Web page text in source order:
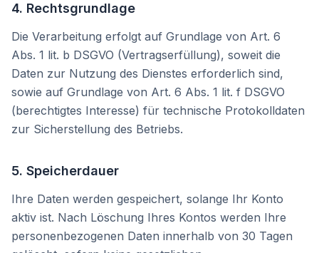
4. Rechtsgrundlage
Die Verarbeitung erfolgt auf Grundlage von Art. 6
Abs. 1 lit. b DSGVO (Vertragserfüllung), soweit die
Daten zur Nutzung des Dienstes erforderlich sind,
sowie auf Grundlage von Art. 6 Abs. 1 lit. f DSGVO
(berechtigtes Interesse) für technische Protokolldaten
zur Sicherstellung des Betriebs.
5. Speicherdauer
Ihre Daten werden gespeichert, solange Ihr Konto
aktiv ist. Nach Löschung Ihres Kontos werden Ihre
personenbezogenen Daten innerhalb von 30 Tagen